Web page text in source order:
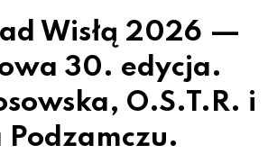
Wisłą 2026 —
30. edycja.
O.S.T.R. i